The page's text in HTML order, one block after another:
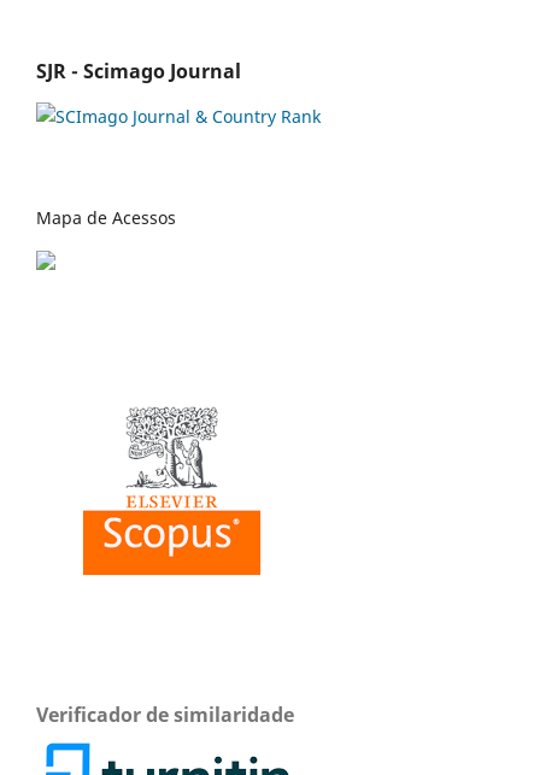
SJR - Scimago Journal
Mapa de Acessos
Verificador de similaridade